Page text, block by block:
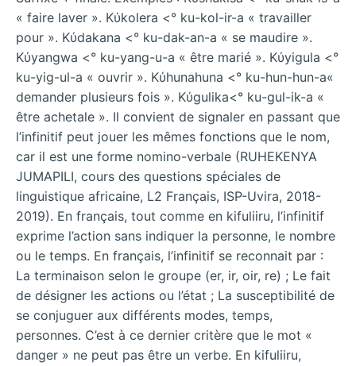
« faire laver ». Kύkolera <° ku-kol-ir-a « travailler
pour ». Kύdakana <° ku-dak-an-a « se maudire ».
Kύyangwa <° ku-yang-u-a « être marié ». Kύyigula <°
ku-yig-ul-a « ouvrir ». Kύhunahuna <° ku-hun-hun-a«
demander plusieurs fois ». Kύgulika<° ku-gul-ik-a «
être achetale ». Il convient de signaler en passant que
l’infinitif peut jouer les mêmes fonctions que le nom,
car il est une forme nomino-verbale (RUHEKENYA
JUMAPILI, cours des questions spéciales de
linguistique africaine, L2 Français, ISP-Uvira, 2018-
2019). En français, tout comme en kifuliiru, l’infinitif
exprime l’action sans indiquer la personne, le nombre
ou le temps. En français, l’infinitif se reconnait par :
La terminaison selon le groupe (er, ir, oir, re) ; Le fait
de désigner les actions ou l’état ; La susceptibilité de
se conjuguer aux différents modes, temps,
personnes. C’est à ce dernier critère que le mot «
danger » ne peut pas être un verbe. En kifuliiru,